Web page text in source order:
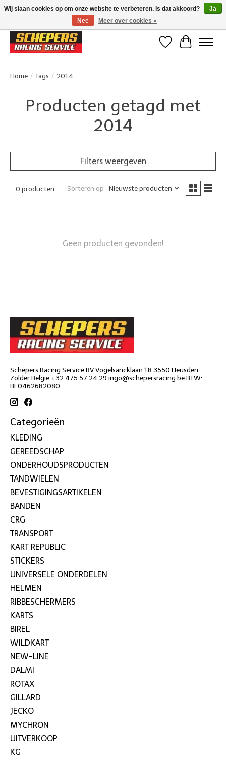
Klanten beoordelen ons met een 4,8/5 op Google reviews
Verlanglijst
Home / Tags / 2014
Producten getagd met
2014
Filters weergeven
0 producten Sorteren op Nieuwste producten
Geen producten gevonden!
Schepers Racing Service BV Vogelsancklaan 18 3550 Heusden-
Zolder België +32 475 57 24 29 ingo@schepersracing.beBTW:
BE0462682080
Categorieën
KLEDING
GEREEDSCHAP
ONDERHOUDSPRODUCTEN
TANDWIELEN
BEVESTIGINGSARTIKELEN
BANDEN
CRG
TRANSPORT
KART REPUBLIC
STICKERS
UNIVERSELE ONDERDELEN
HELMEN
RIBBESCHERMERS
KARTS
BIREL
WILDKART
NEW-LINE
DALMI
ROTAX
GILLARD
JECKO
MYCHRON
UITVERKOOP
KG
Wij slaan cookies op om onze website te verbeteren. Is dat akkoord?
Ja
Nee
Meer over cookies »